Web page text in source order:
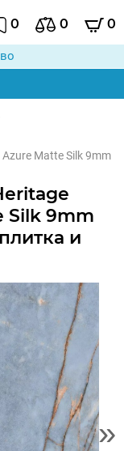
0 0 0
Matte Silk 9mm
Silk 9mm
и
»